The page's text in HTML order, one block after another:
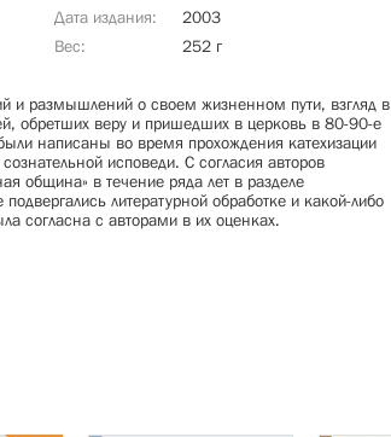
Дата издания
2003
Вес 252 г
и размышлений о своем жизненном пути, взгляд в
обретших веру и пришедших в церковь в 80-90-е
написаны во время прохождения катехизации
исповеди. С согласия авторов
община» в течение ряда лет в разделе
подвергались литературной обработке и какой-либо
согласна с авторами в их оценках.